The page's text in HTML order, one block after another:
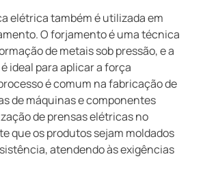
elétrica também é utilizada em
O forjamento é uma técnica
de metais sob pressão, e a
ideal para aplicar a força
é comum na fabricação de
de máquinas e componentes
de prensas elétricas no
que os produtos sejam moldados
atendendo às exigências